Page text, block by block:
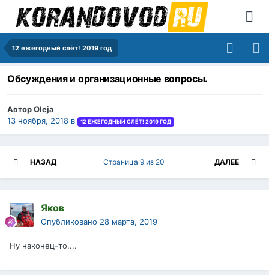
12 ежегодный слёт! 2019 год
Обсуждения и организационные вопросы.
АвторOleja
13 ноября, 2018 в 12 ЕЖЕГОДНЫЙ СЛЁТ! 2019 ГОД
НАЗАД ДАЛЕЕ
Страница 9 из 20
Яков
Опубликовано 28 марта, 2019
Ну наконец-то....